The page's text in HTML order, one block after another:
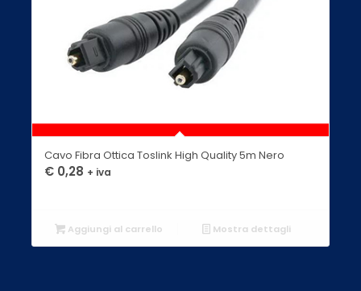
Cavo Fibra Ottica Toslink High Quality 5m Nero
€0,28 + iva
Aggiungi al carrello Mostra dettagli